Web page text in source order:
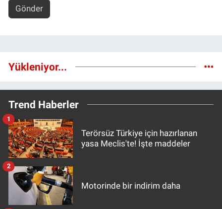
Gönder
Yükleniyor...
Trend Haberler
Terörsüz Türkiye için hazırlanan
yasa Meclis'te! İşte maddeler
1
Motorinde bir indirim daha
2